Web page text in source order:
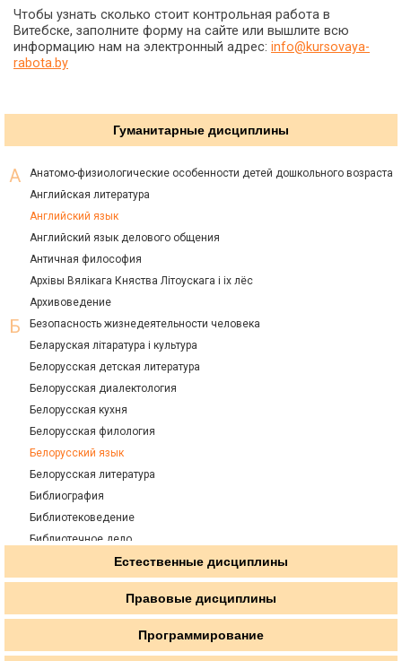
Чтобы узнать сколько стоит контрольная работа в
Витебске, заполните форму на сайте или вышлите всю
информацию нам на электронный адрес: info@kursovaya-
rabota.by
Гуманитарные дисциплины
Анатомо-физиологические особенности детей дошкольного возраста
Английская литература
Английский язык
Английский язык делового общения
Античная философия
Архiвы Вялiкага Княства Лiтоускага i ix лёс
Архивоведение
Безопасность жизнедеятельности человека
Беларуская лiтаратура i культура
Белорусская детская литература
Белорусская диалектология
Белорусская кухня
Белорусская филология
Белорусский язык
Белорусская литература
Библиография
Библиотековедение
Библиотечное дело
Библиотечно-информационное обслуживание
Биография
Введение в литературоведение
Естественные дисциплины
Правовые дисциплины
Программирование